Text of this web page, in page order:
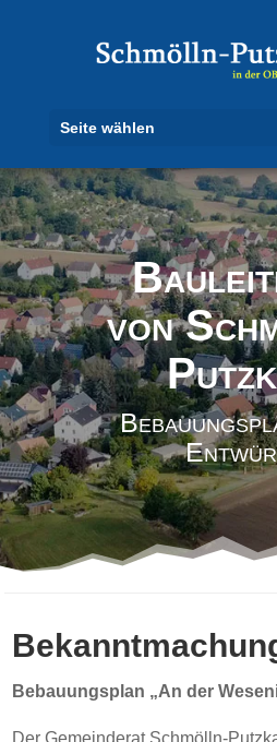
Seite wählen
von
Bebauungsplan „An der
Der Gemeinderat Schmölln-